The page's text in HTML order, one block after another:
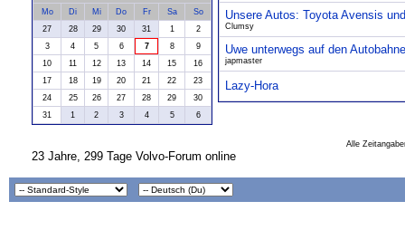
Unsere Autos: Toyota Avensis
Clumsy
Uwe unterwegs auf den
japmaster
Lazy-Hora
Mo
Di Mi Do Fr Sa
So
27
28 29 30 31 1
2
3
4 5 6 7 8
9
10
11 12 13 14 15
16
17
18 19 20 21 22
23
24
25 26 27 28 29
30
31
1 2 3 4 5 6
Alle
23 Jahre, 299 Tage Volvo-Forum online